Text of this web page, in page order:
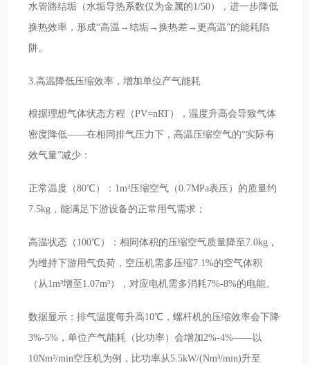
水管路结垢（水垢导热系数仅为金属的1/50），进一步降低
换热效率，形成“高温→结垢→换热差→更高温”的能耗陷
阱。
3.高温降低压缩效率，增加单位产气能耗
根据理想气体状态方程（PV=nRT），温度升高会导致气体
密度降低——在相同排气压力下，高温压缩空气的“实际有
效气量”减少：
正常温度（80℃）：1m³压缩空气（0.7MPa表压）的质量约
7.5kg，能满足下游设备的正常用气需求；
高温状态（100℃）：相同体积的压缩空气质量降至7.0kg，
为维持下游用气负荷，空压机需多压缩7.1%的空气体积
（从1m³增至1.07m³），对应电机需多消耗7%-8%的电能。
数据显示：排气温度每升高10℃，螺杆机的压缩效率会下降
3%-5%，单位产气能耗（比功率）会增加2%-4%——以
10Nm³/min空压机为例，比功率从5.5kW/(Nm³/min)升至